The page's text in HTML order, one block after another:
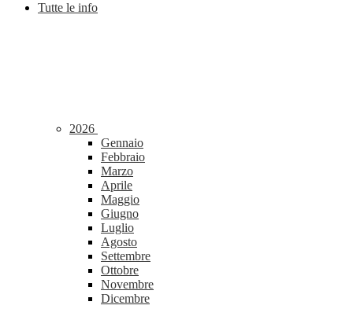
Tutte le info
2026
Gennaio
Febbraio
Marzo
Aprile
Maggio
Giugno
Luglio
Agosto
Settembre
Ottobre
Novembre
Dicembre